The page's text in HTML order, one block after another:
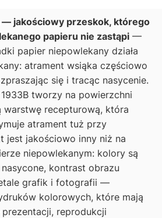
— jakościowy przeskok, którego
papieru nie zastąpi —
papier niepowlekany działa
atrament wsiąka częściowo
się i tracąc nasycenie.
tworzy na powierzchni
warstwę recepturową, która
atrament tuż przy
jest jakościowo inny niż na
niepowlekanym: kolory są
kontrast obrazu
grafik i fotografii —
kolorowych, które mają
reprodukcji